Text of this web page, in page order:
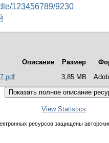
123456789/9230
Описание Размер
3,85 MB
View Statistics
ресурсов защищены